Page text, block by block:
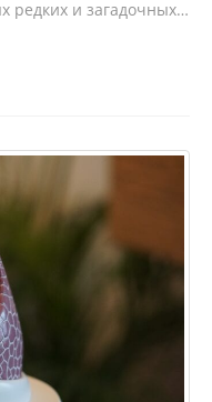
редких и загадочных…